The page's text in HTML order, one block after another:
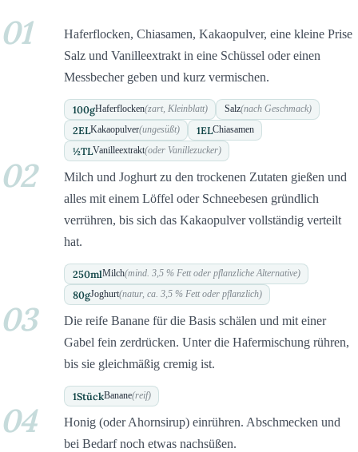
01
Haferflocken, Chiasamen, Kakaopulver, eine kleine Prise
Salz und Vanilleextrakt in eine Schüssel oder einen
Messbecher geben und kurz vermischen.
100gHaferflocken(zart, Kleinblatt) Salz(nach Geschmack)
2ELKakaopulver(ungesüßt) 1ELChiasamen
½TLVanilleextrakt(oder Vanillezucker)
02
Milch und Joghurt zu den trockenen Zutaten gießen und
alles mit einem Löffel oder Schneebesen gründlich
verrühren, bis sich das Kakaopulver vollständig verteilt
hat.
250mlMilch(mind. 3,5 % Fett oder pflanzliche Alternative)
80gJoghurt(natur, ca. 3,5 % Fett oder pflanzlich)
03
Die reife Banane für die Basis schälen und mit einer
Gabel fein zerdrücken. Unter die Hafermischung rühren,
bis sie gleichmäßig cremig ist.
1StückBanane(reif)
04
Honig (oder Ahornsirup) einrühren. Abschmecken und
bei Bedarf noch etwas nachsüßen.